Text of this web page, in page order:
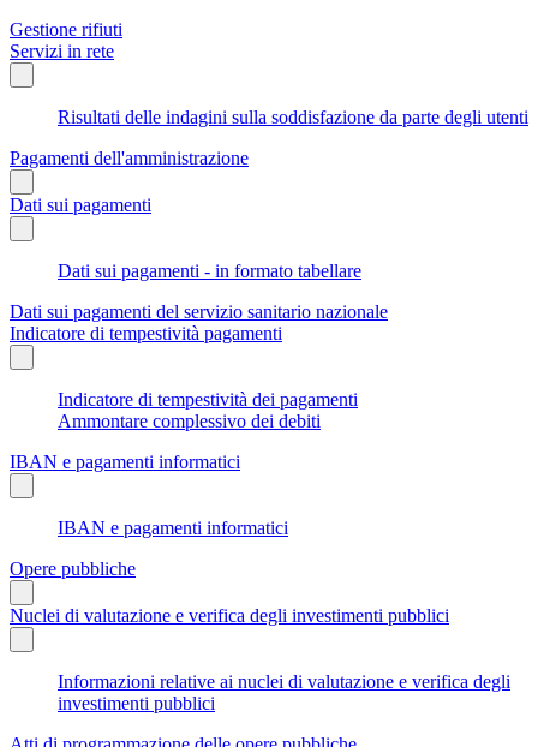
Gestione rifiuti
Servizi in rete
Risultati delle indagini sulla soddisfazione da parte degli utenti
Pagamenti dell'amministrazione
Dati sui pagamenti
Dati sui pagamenti - in formato tabellare
Dati sui pagamenti del servizio sanitario nazionale
Indicatore di tempestività pagamenti
Indicatore di tempestività dei pagamenti
Ammontare complessivo dei debiti
IBAN e pagamenti informatici
IBAN e pagamenti informatici
Opere pubbliche
Nuclei di valutazione e verifica degli investimenti pubblici
Informazioni relative ai nuclei di valutazione e verifica degli
investimenti pubblici